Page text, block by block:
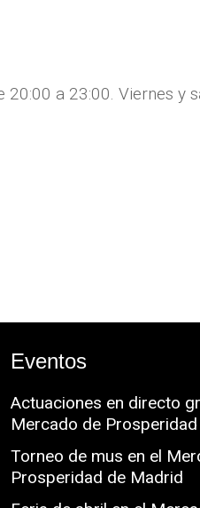
a 23:00. Viernes y
Eventos
Actuaciones en directo
Mercado de Prosperidad
Torneo de mus en el
Prosperidad de Madrid